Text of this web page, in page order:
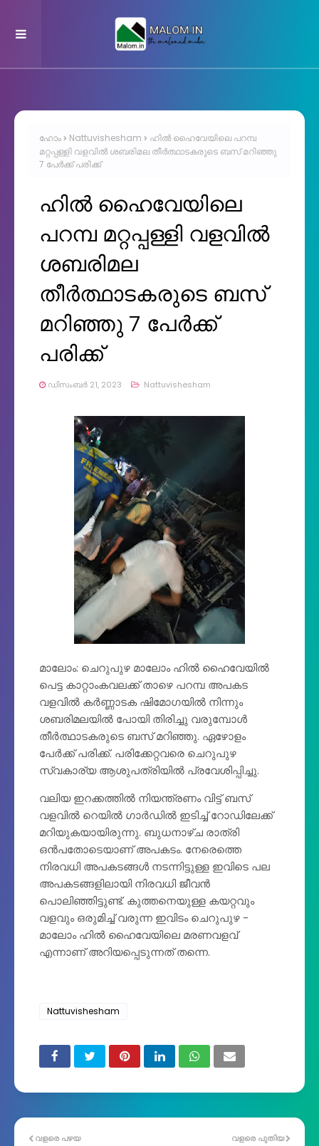
ഹോം Nattuvishesham
ഹിൽ ഹൈവേയിലെ പറമ്പ
മറ്റപ്പള്ളി വളവിൽ ശബരിമല തീർത്ഥാടകരുടെ ബസ് മറിഞ്ഞു
7 പേർക്ക് പരിക്ക്
ഹിൽ ഹൈവേയിലെ
പറമ്പ മറ്റപ്പള്ളി വളവിൽ
ശബരിമല
തീർത്ഥാടകരുടെ ബസ്
മറിഞ്ഞു 7 പേർക്ക്
പരിക്ക്
ഡിസംബർ 21, 2023 Nattuvishesham
മാലോം: ചെറുപുഴ മാലോം ഹിൽ ഹൈവേയിൽ
പെട്ട കാറ്റാംകവലക്ക് താഴെ പറമ്പ അപകട
വളവിൽ കർണ്ണാടക ഷിമോഗയിൽ നിന്നും
ശബരിമലയിൽ പോയി തിരിച്ചു വരുമ്പോൾ
തീർത്ഥാടകരുടെ ബസ് മറിഞ്ഞു. ഏഴോളം
പേർക്ക് പരിക്ക്. പരിക്കേറ്റവരെ ചെറുപുഴ
സ്വകാര്യ ആശുപത്രിയിൽ പ്രവേശിപ്പിച്ചു.
വലിയ ഇറക്കത്തിൽ നിയന്ത്രണം വിട്ട്‌ ബസ്
വളവിൽ റെയിൽ ഗാർഡിൽ ഇടിച്ച് റോഡിലേക്ക്
മറിയുകയായിരുന്നു. ബുധനാഴ്ച രാത്രി
ഒൻപതോടെയാണ് അപകടം. നേരെത്തെ
നിരവധി അപകടങ്ങൾ നടന്നിട്ടുള്ള ഇവിടെ പല
അപകടങ്ങളിലായി നിരവധി ജീവൻ
പൊലിഞ്ഞിട്ടുണ്ട്. കുത്തനെയുള്ള കയറ്റവും
വളവും ഒരുമിച്ച് വരുന്ന ഇവിടം ചെറുപുഴ -
മാലോം ഹിൽ ഹൈവേയിലെ മരണവളവ്
എന്നാണ് അറിയപ്പെടുന്നത് തന്നെ.
Nattuvishesham
വളരെ പുതിയ
വളരെ പഴയ